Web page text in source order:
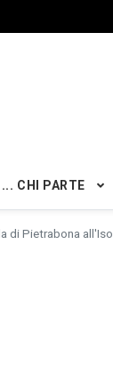
CHI PARTE
di Pietrabona